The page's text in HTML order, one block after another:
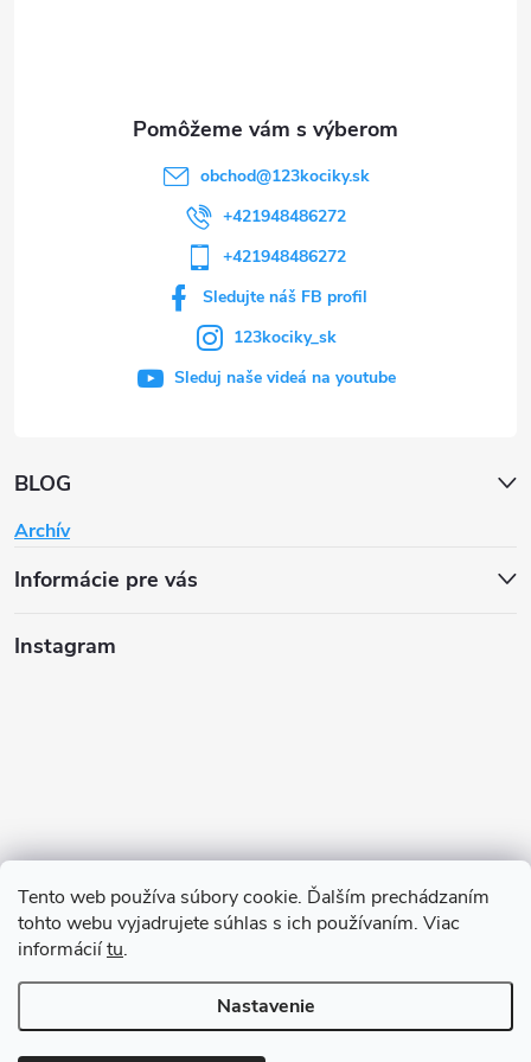
Tento web používa súbory cookie. Ďalším prechádzaním
tohto webu vyjadrujete súhlas s ich používaním. Viac
informáciítu.
Nastavenie
BLOG
Archív
Informácie pre vás
obchod@123kociky.sk
+421948486272
+421948486272
Sledujte náš FB profil
123kociky_sk
Sleduj naše videá na youtube
Instagram
Sledovať na Instagrame